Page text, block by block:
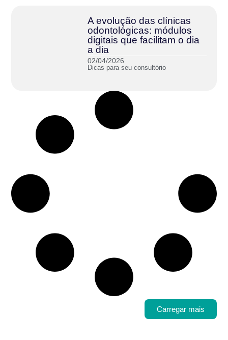
A evolução das clínicas
odontológicas: módulos
digitais que facilitam o dia
a dia
02/04/2026
Dicas para seu consultório
Carregar mais